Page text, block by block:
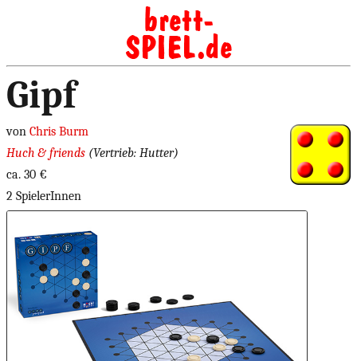
Gipf
von Chris Burm
Huch & friends (Vertrieb: Hutter)
ca. 30 €
2 SpielerInnen